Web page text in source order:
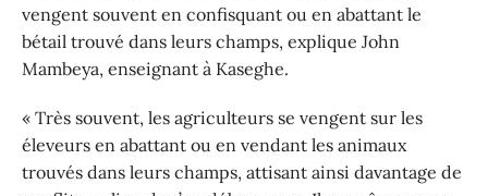
vengent souvent en confisquant ou en abattant le
bétail trouvé dans leurs champs, explique John
Mambeya, enseignant à Kaseghe.
« Très souvent, les agriculteurs se vengent sur les
éleveurs en abattant ou en vendant les animaux
trouvés dans leurs champs, attisant ainsi davantage de